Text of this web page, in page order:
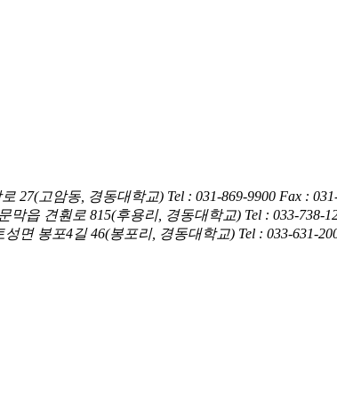
27(고암동, 경동대학교) Tel : 031-869-9900 Fax :
막읍 견훤로 815(후용리, 경동대학교) Tel : 033-738-
성면 봉포4길 46(봉포리, 경동대학교) Tel : 033-631-